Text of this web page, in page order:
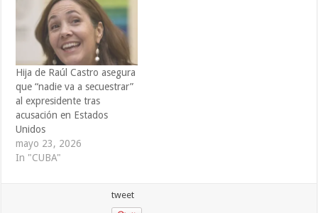
Hija de Raúl Castro asegura
que “nadie va a secuestrar”
al expresidente tras
acusación en Estados
Unidos
mayo 23, 2026
In "CUBA"
tweet